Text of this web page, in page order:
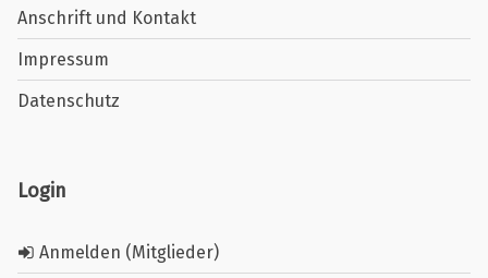
Anschrift und Kontakt
Impressum
Datenschutz
Login
Anmelden (Mitglieder)